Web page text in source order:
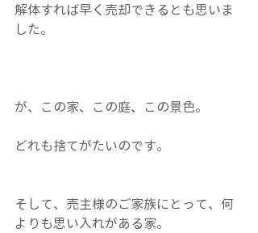
解体すれば早く売却できるとも思いま
した。
が、この家、この庭、この景色。
どれも捨てがたいのです。
そして、売主様のご家族にとって、何
よりも思い入れがある家。